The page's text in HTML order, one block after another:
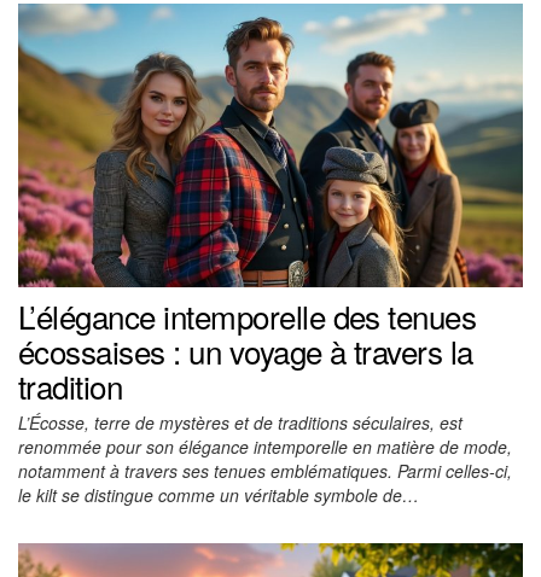
L’élégance intemporelle des tenues
écossaises : un voyage à travers la
tradition
L’Écosse, terre de mystères et de traditions séculaires, est
renommée pour son élégance intemporelle en matière de mode,
notamment à travers ses tenues emblématiques. Parmi celles-ci,
le kilt se distingue comme un véritable symbole de…